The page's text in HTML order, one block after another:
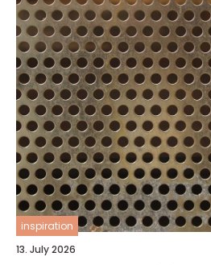
inspiration
13. July 2026